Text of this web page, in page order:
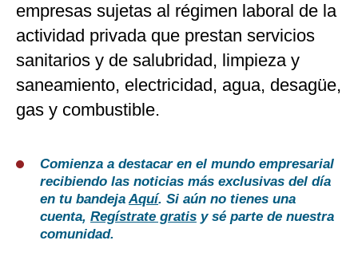
empresas sujetas al régimen laboral de la
actividad privada que prestan servicios
sanitarios y de salubridad, limpieza y
saneamiento, electricidad, agua, desagüe,
gas y combustible.
Comienza a destacar en el mundo empresarial
recibiendo las noticias más exclusivas del día
en tu bandejaAquí. Si aún no tienes una
cuenta, Regístrate gratis y sé parte de nuestra
comunidad.